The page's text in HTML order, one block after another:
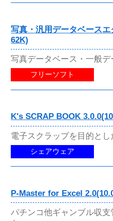
写真・汎用データベース
62K)
写真データベース・一般
フリーソフト
K's SCRAP BOOK
電子スクラップを目的と
シェアウェア
P-Master for Excel
パチンコ他ギャンブル収